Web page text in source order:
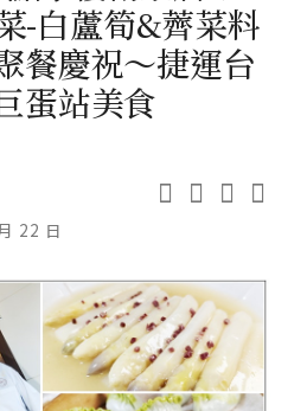
-白蘆筍&薺菜料
餐慶祝～捷運台
蛋站美食
22 日